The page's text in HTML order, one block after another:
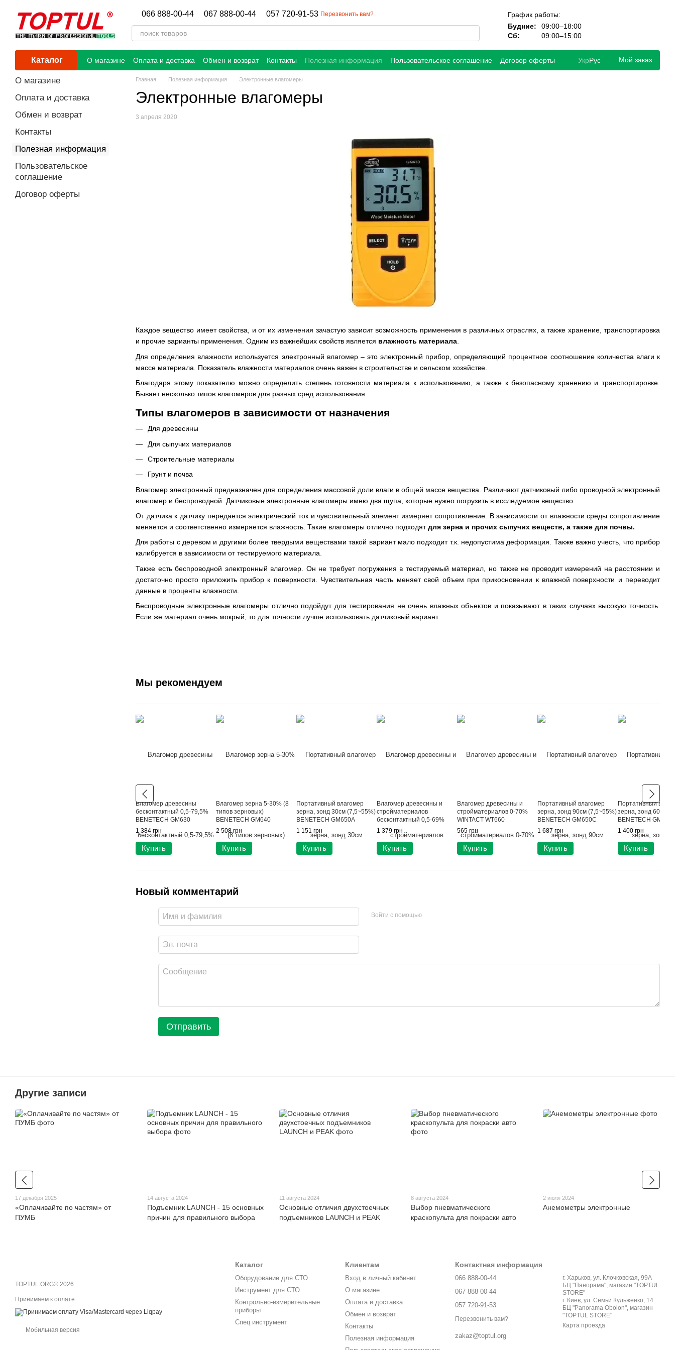
066 888-00-44 067 888-00-44 057 720-91-53 Перезвонить вам?
График работы:
Будние:
09:00–18:00
Сб:
09:00–15:00
Каталог О магазине Оплата и доставка Обмен и возврат Контакты Полезная информация Пользовательское соглашение Договор оферты УкрРус Мой заказ
Главная Полезная информация Электронные влагомеры
Электронные влагомеры
3 апреля 2020
Каждое вещество имеет свойства, и от их изменения зачастую зависит возможность применения в различных отраслях, а также хранение, транспортировка
и прочие варианты применения. Одним из важнейших свойств является влажность материала.
Для определения влажности используется электронный влагомер – это электронный прибор, определяющий процентное соотношение количества влаги к
массе материала. Показатель влажности материалов очень важен в строительстве и сельском хозяйстве.
Благодаря этому показателю можно определить степень готовности материала к использованию, а также к безопасному хранению и транспортировке.
Бывает несколько типов влагомеров для разных сред использования
Типы влагомеров в зависимости от назначения
Для древесины
Для сыпучих материалов
Строительные материалы
Грунт и почва
Влагомер электронный предназначен для определения массовой доли влаги в общей массе вещества. Различают датчиковый либо проводной электронный
влагомер и беспроводной. Датчиковые электронные влагомеры имею два щупа, которые нужно погрузить в исследуемое вещество.
От датчика к датчику передается электрический ток и чувствительный элемент измеряет сопротивление. В зависимости от влажности среды сопротивление
меняется и соответственно измеряется влажность. Такие влагомеры отлично подходятдля зерна и прочих сыпучих веществ, а также для почвы.
Для работы с деревом и другими более твердыми веществами такой вариант мало подходит т.к. недопустима деформация. Также важно учесть, что прибор
калибруется в зависимости от тестируемого материала.
Также есть беспроводной электронный влагомер. Он не требует погружения в тестируемый материал, но также не проводит измерений на расстоянии и
достаточно просто приложить прибор к поверхности. Чувствительная часть меняет свой объем при прикосновении к влажной поверхности и переводит
данные в проценты влажности.
Беспроводные электронные влагомеры отлично подойдут для тестирования не очень влажных объектов и показывают в таких случаях высокую точность.
Если же материал очень мокрый, то для точности лучше использовать датчиковый вариант.
Мы рекомендуем
Влагомер древесины
бесконтактный 0,5-79,5%
BENETECH GM630
1 384 грн
Купить
Влагомер зерна 5-30% (8
типов зерновых)
BENETECH GM640
2 508 грн
Купить
Портативный влагомер
зерна, зонд 30см (7,5~55%)
BENETECH GM650A
1 151 грн
Купить
Влагомер древесины и
стройматериалов
бесконтактный 0,5-69%
WINTACT WT635
1 379 грн
Купить
Влагомер древесины и
стройматериалов 0-70%
WINTACT WT660
565 грн
Купить
Портативный влагомер
зерна, зонд 90см (7,5~55%)
BENETECH GM650C
1 687 грн
Купить
Портативный
зерна, зонд 60см
BENETECH
1 400 грн
Купить
Новый комментарий
Войти с помощью
Отправить
О магазине
Оплата и доставка
Обмен и возврат
Контакты
Полезная информация
Пользовательское
соглашение
Договор оферты
Другие записи
17 декабря 2025
«Оплачивайте по частям» от
ПУМБ
14 августа 2024
Подъемник LAUNCH - 15 основных
причин для правильного выбора
11 августа 2024
Основные отличия двухстоечных
подъемников LAUNCH и PEAK
8 августа 2024
Выбор пневматического
краскопульта для покраски авто
2 июля 2024
Анемометры электронные
TOPTUL.ORG© 2026
Принимаем к оплате
Мобильная версия
Каталог
Оборудование для СТО
Инструмент для СТО
Контрольно-измерительные
приборы
Спец инструмент
Клиентам
Вход в личный кабинет
О магазине
Оплата и доставка
Обмен и возврат
Контакты
Полезная информация
Контактная информация
066 888-00-44
067 888-00-44
057 720-91-53
Перезвонить вам?
zakaz@toptul.org
г. Харьков, ул. Клочковская, 99А
БЦ "Панорама", магазин "TOPTUL
STORE"
г. Киев, ул. Семьи Кульженко, 14
БЦ "Panorama Obolon", магазин
"TOPTUL STORE"
Карта проезда